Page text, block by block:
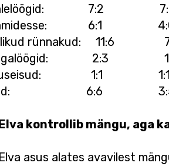
7:2
6:1
rünnakud:
1:1
6:6
kontrollib mängu, aga
asus alates avavilest